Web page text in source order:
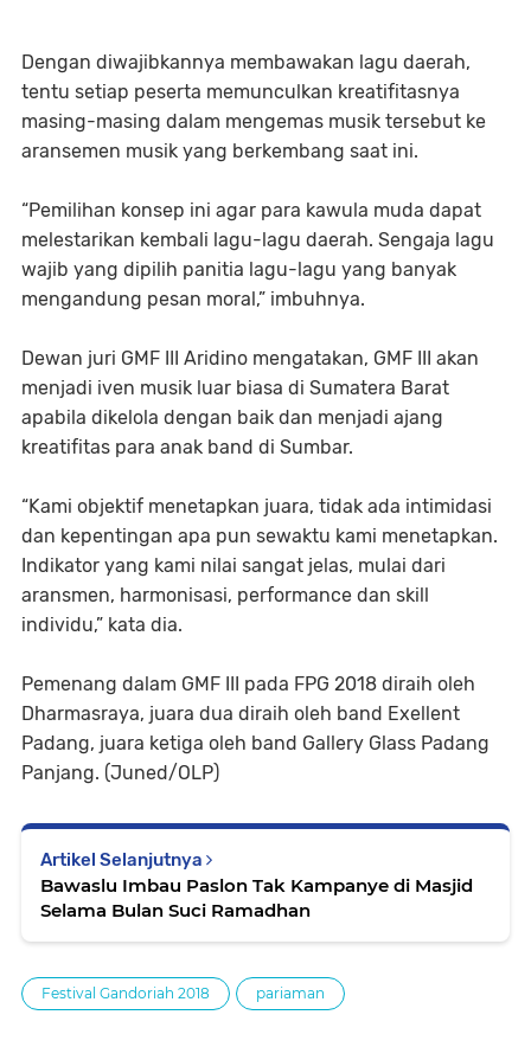
Dengan diwajibkannya membawakan lagu daerah,
tentu setiap peserta memunculkan kreatifitasnya
masing-masing dalam mengemas musik tersebut ke
aransemen musik yang berkembang saat ini.
“Pemilihan konsep ini agar para kawula muda dapat
melestarikan kembali lagu-lagu daerah. Sengaja lagu
wajib yang dipilih panitia lagu-lagu yang banyak
mengandung pesan moral,” imbuhnya.
Dewan juri GMF III Aridino mengatakan, GMF III akan
menjadi iven musik luar biasa di Sumatera Barat
apabila dikelola dengan baik dan menjadi ajang
kreatifitas para anak band di Sumbar.
“Kami objektif menetapkan juara, tidak ada intimidasi
dan kepentingan apa pun sewaktu kami menetapkan.
Indikator yang kami nilai sangat jelas, mulai dari
aransmen, harmonisasi, performance dan skill
individu,” kata dia.
Pemenang dalam GMF III pada FPG 2018 diraih oleh
Dharmasraya, juara dua diraih oleh band Exellent
Padang, juara ketiga oleh band Gallery Glass Padang
Panjang. (Juned/OLP)
Artikel Selanjutnya
Bawaslu Imbau Paslon Tak Kampanye di Masjid
Selama Bulan Suci Ramadhan
Festival Gandoriah 2018 pariaman